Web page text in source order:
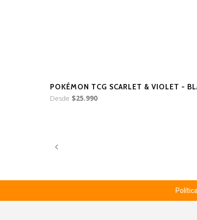
POKÉMON TCG SCARLET & VIOLET -
Desde $25.990